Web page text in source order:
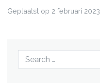
Geplaatst op 2 februari 2023